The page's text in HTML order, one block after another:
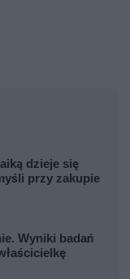
dzieje się
przy zakupie
Wyniki badań